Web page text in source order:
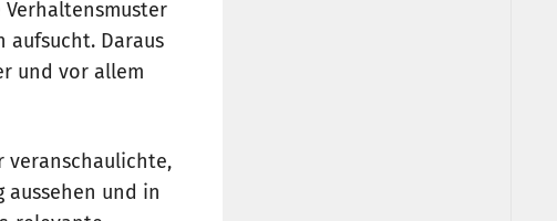
aufsucht. Daraus
und vor allem
veranschaulichte,
und in